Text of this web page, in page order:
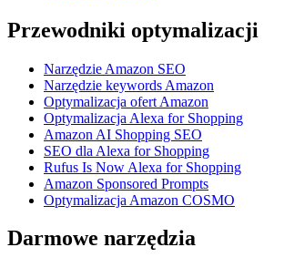
Przewodniki optymalizacji
Narzędzie Amazon SEO
Narzędzie keywords Amazon
Optymalizacja ofert Amazon
Optymalizacja Alexa for Shopping
Amazon AI Shopping SEO
SEO dla Alexa for Shopping
Rufus Is Now Alexa for Shopping
Amazon Sponsored Prompts
Optymalizacja Amazon COSMO
Darmowe narzędzia